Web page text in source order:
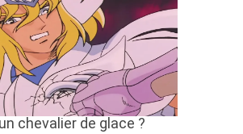
chevalier de glace ?